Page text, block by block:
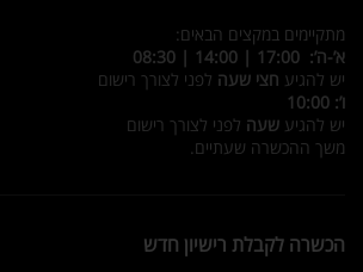
מתקיימים במקצים הבאים:
א’-ה’: 17:00 | 14:00 | 08:30
יש להגיע חצי שעה לפני לצורך רישום
ו’: 10:00
יש להגיע שעה לפני לצורך רישום
משך ההכשרה שעתיים.
הכשרה לקבלת רישיון חדש